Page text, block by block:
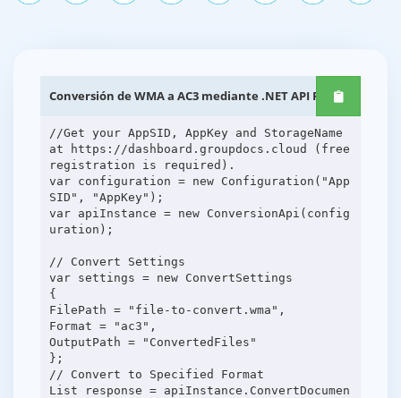
Conversión de WMA a AC3 mediante .NET API REST
//Get your AppSID, AppKey and StorageName
at https://dashboard.groupdocs.cloud (free
registration is required).
var configuration = new Configuration("App
SID", "AppKey");
var apiInstance = new ConversionApi(config
uration);
// Convert Settings
var settings = new ConvertSettings
{
FilePath = "file-to-convert.wma",
Format = "ac3",
OutputPath = "ConvertedFiles"
};
// Convert to Specified Format
List response = apiInstance.ConvertDocumen